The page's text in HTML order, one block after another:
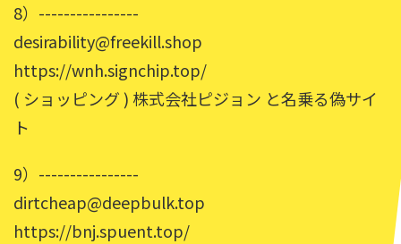
8）----------------
desirability@freekill.shop
https://wnh.signchip.top/
( ショッピング ) 株式会社ピジョン と名乗る偽サイ
ト
9）----------------
dirtcheap@deepbulk.top
https://bnj.spuent.top/